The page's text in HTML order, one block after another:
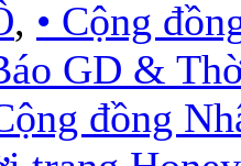
, • Cộng
GD &
đồng